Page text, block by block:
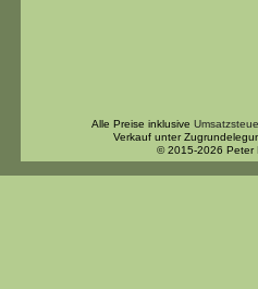
Alle Preise inklusive
Verkauf unter
© 2015-2026 Peter